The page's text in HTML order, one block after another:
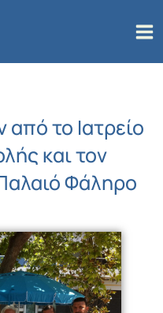
το Ιατρείο
και τον
Φάληρο